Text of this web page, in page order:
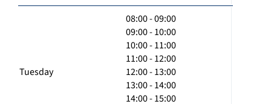
Tuesday
08:00 - 09:00
09:00 - 10:00
10:00 - 11:00
11:00 - 12:00
12:00 - 13:00
13:00 - 14:00
14:00 - 15:00